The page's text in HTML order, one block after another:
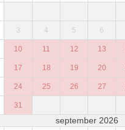
3 4 5 6
10 11 12 13
17 18 19 20
24 25 26 27
31
september 2026